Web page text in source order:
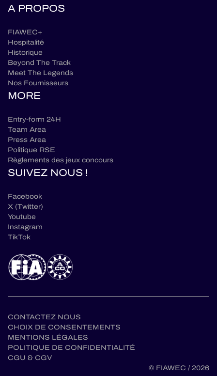
A PROPOS
FIAWEC+
Hospitalité
Historique
Beyond The Track
Meet The Legends
Nos Fournisseurs
MORE
Entry-form 24H
Team Area
Press Area
Politique RSE
Règlements des jeux concours
SUIVEZ NOUS !
Facebook
X (Twitter)
Youtube
Instagram
TikTok
CONTACTEZ NOUS
CHOIX DE CONSENTEMENTS
MENTIONS LÉGALES
POLITIQUE DE CONFIDENTIALITÉ
CGU & CGV
© FIAWEC / 2026